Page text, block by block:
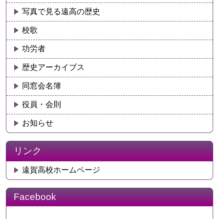
写真で見る遠高の歴史
校歌
功労者
歴史アーカイブス
同窓会名簿
役員・会則
お知らせ
リンク
遠賀高校ホームページ
Facebook